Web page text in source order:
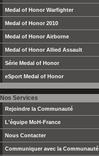
Medal of Honor Warfighter
Medal of Honor 2010
Medal of Honor Airborne
Medal of Honor Allied Assault
Série Medal of Honor
eSport Medal of Honor
Nos Services
Rejoindre la Communauté
L'équipe MoH-France
Nous Contacter
Communiquer avec la Communauté